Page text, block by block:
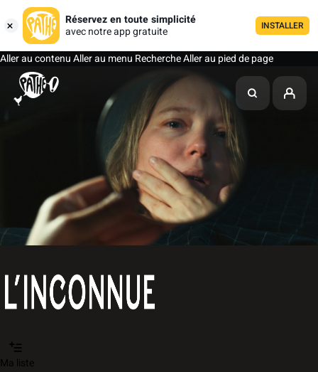
Réservez en toute simplicité
avec notre app gratuite
INSTALLER
Aller au contenuAller au menu RechercheAller au pied de page
Ma liste